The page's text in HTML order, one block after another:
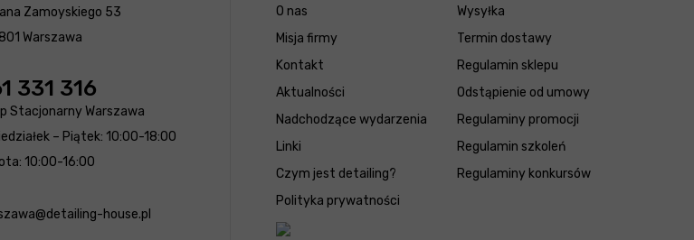
O nas
Misja firmy
Kontakt
Aktualności
Nadchodzące wydarzenia
Linki
Czym jest detailing?
Polityka prywatności
Wysyłka
Termin dostawy
Regulamin sklepu
Odstąpienie od umowy
Regulaminy promocji
Regulamin szkoleń
Regulaminy konkursów
Zamoyskiego 53
Warszawa
331 316
Stacjonarny Warszawa
– Piątek: 10:00-18:00
10:00-16:00
house.pl